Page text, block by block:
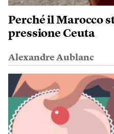
Perché il Marocco
pressione Ceuta
Alexandre Aublanc